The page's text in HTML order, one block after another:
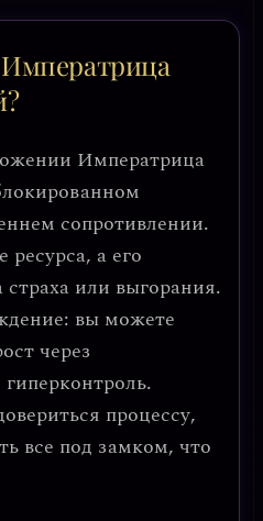
Императрица
Императрица
сопротивлении.
ресурса, а его
страха или выгорания.
вы можете
через
процессу,
все под замком, что